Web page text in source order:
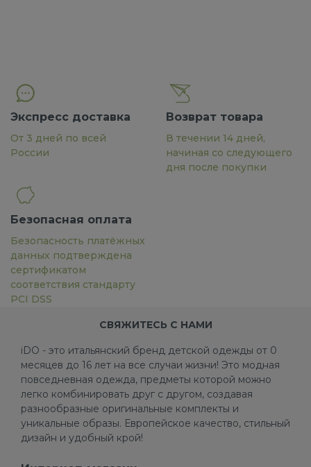
Экспресс доставка
От 3 дней по всей
России
Возврат товара
В течении 14 дней,
начиная со следующего
дня после покупки
Безопасная оплата
Безопасность платёжных
данных подтверждена
сертификатом
соответствия стандарту
PCI DSS
СВЯЖИТЕСЬ С НАМИ
iDO - это итальянский бренд детской одежды от 0
месяцев до 16 лет на все случаи жизни! Это модная
повседневная одежда, предметы которой можно
легко комбинировать друг с другом, создавая
разнообразные оригинальные комплекты и
уникальные образы. Европейское качество, стильный
дизайн и удобный крой!